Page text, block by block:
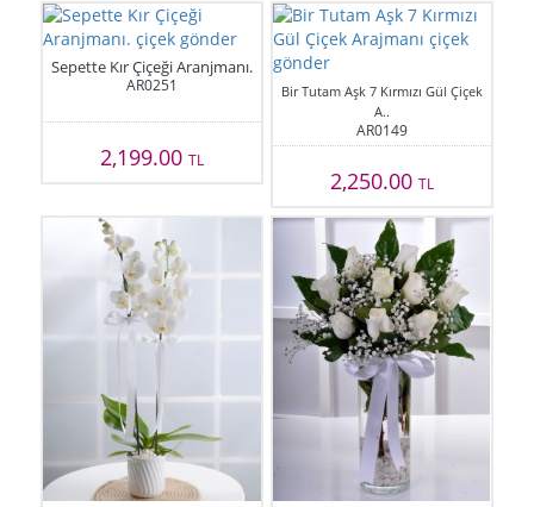
Sepette Kır Çiçeği Aranjmanı.
AR0251
2,199.00TL
Bir Tutam Aşk 7 Kırmızı Gül Çiçek
A..
AR0149
2,250.00 TL